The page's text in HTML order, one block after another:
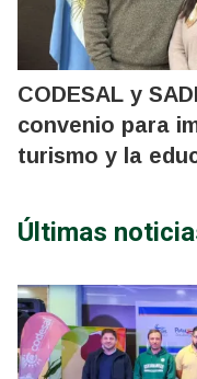
CODESAL y
convenio para
turismo y la
Últimas